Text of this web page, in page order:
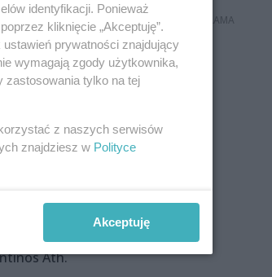
Capelle
8
Urszula
Ath.
identyfikacji. Ponieważ
kliknięcie „Akceptuję”.
prywatności znajdujący
wymagają zgody użytkownika,
zastosowania tylko na tej
z naszych serwisów
znajdziesz w Polityce
Akceptuję